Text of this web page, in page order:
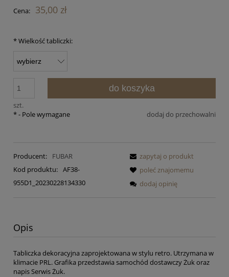
Cena: 35,00 zł
*Wielkość tabliczki:
szt.
do koszyka
dodaj do przechowalni
*- Pole wymagane
Producent:
FUBAR
Kod produktu: AF38-
955D1_20230228134330
zapytaj o produkt
poleć znajomemu
dodaj opinię
Opis
Tabliczka dekoracyjna zaprojektowana w stylu retro. Utrzymana w
klimacie PRL. Grafika przedstawia samochód dostawczy Żuk oraz
napis Serwis Żuk.